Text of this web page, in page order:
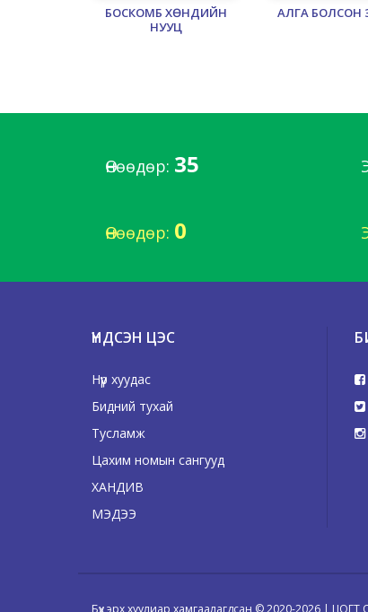
БОСКОМБ ХӨНДИЙН
НУУЦ
АЛГА БОЛСОН
Өнөөдөр: 35
Өнөөдөр: 0
ҮНДСЭН ЦЭС
Нүүр хуудас
Бидний тухай
Тусламж
Цахим номын сангууд
ХАНДИВ
МЭДЭЭ
Бүх эрх хуулиар хамгаалагдсан © 2020-2026 |